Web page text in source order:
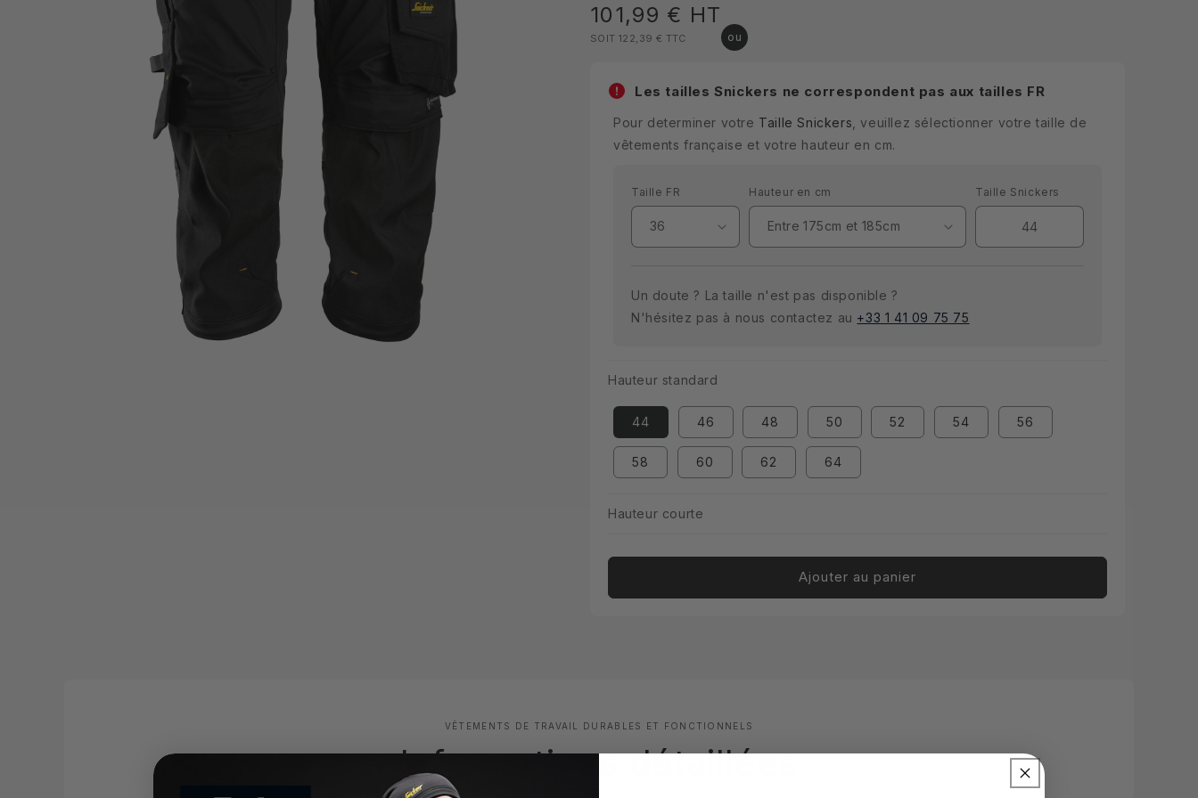
Prix
habituel
101,99 € HT
SOIT 122,39 € TTC
Les tailles Snickers ne correspondent pas aux tailles FR
Pour determiner votre Taille Snickers , veuillez sélectionner votre taille de
vêtements française et votre hauteur en cm.
Taille FR Hauteur en cm Taille Snickers
Un doute ? La taille n'est pas disponible ?
N'hésitez pas à nous contactez au +33 1 41 09 75 75
Hauteur standard
44 46 48 50 52 54 56
58 60 62 64
Hauteur courte
Ajouter au panier
VÊTEMENTS DE TRAVAIL DURABLES ET FONCTIONNELS
Informations détaillées